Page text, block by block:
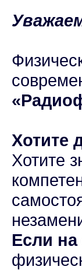
Хотите
Хотите
Если